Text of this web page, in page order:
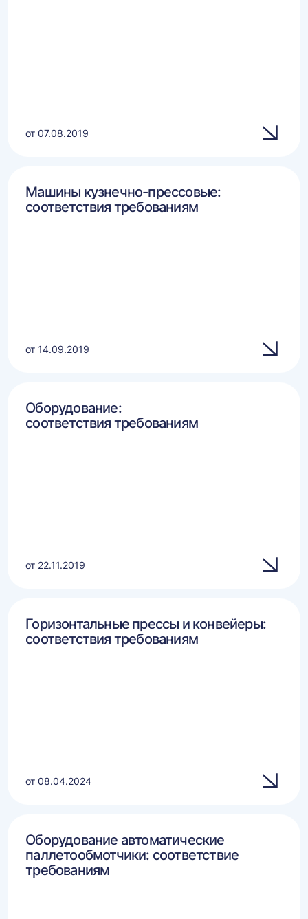
от 07.08.2019
Машины кузнечно-прессовые:
соответствия требованиям
от 14.09.2019
Оборудование:
соответствия требованиям
от 22.11.2019
Горизонтальные прессы и конвейеры:
соответствия требованиям
от 08.04.2024
Оборудование автоматические
паллетообмотчики: соответствие
требованиям